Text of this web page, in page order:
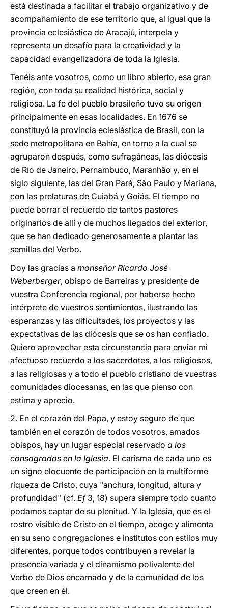
está destinada a facilitar el trabajo organizativo y de
acompañamiento de ese territorio que, al igual que la
provincia eclesiástica de Aracajú, interpela y
representa un desafío para la creatividad y la
capacidad evangelizadora de toda la Iglesia.
Tenéis ante vosotros, como un libro abierto, esa gran
región, con toda su realidad histórica, social y
religiosa. La fe del pueblo brasileño tuvo su origen
principalmente en esas localidades. En 1676 se
constituyó la provincia eclesiástica de Brasil, con la
sede metropolitana en Bahía, en torno a la cual se
agruparon después, como sufragáneas, las diócesis
de Río de Janeiro, Pernambuco, Maranhão y, en el
siglo siguiente, las del Gran Pará, São Paulo y Mariana,
con las prelaturas de Cuiabá y Goiás. El tiempo no
puede borrar el recuerdo de tantos pastores
originarios de allí y de muchos llegados del exterior,
que se han dedicado generosamente a plantar las
semillas del Verbo.
Doy las gracias a monseñor Ricardo José
Weberberger, obispo de Barreiras y presidente de
vuestra Conferencia regional, por haberse hecho
intérprete de vuestros sentimientos, ilustrando las
esperanzas y las dificultades, los proyectos y las
expectativas de las diócesis que se os han confiado.
Quiero aprovechar esta circunstancia para enviar mi
afectuoso recuerdo a los sacerdotes, a los religiosos,
a las religiosas y a todo el pueblo cristiano de vuestras
comunidades diocesanas, en las que pienso con
estima y aprecio.
2. En el corazón del Papa, y estoy seguro de que
también en el corazón de todos vosotros, amados
obispos, hay un lugar especial reservado a los
consagrados en la Iglesia. El carisma de cada uno es
un signo elocuente de participación en la multiforme
riqueza de Cristo, cuya "anchura, longitud, altura y
profundidad" (cf. Ef3, 18) supera siempre todo cuanto
podamos captar de su plenitud. Y la Iglesia, que es el
rostro visible de Cristo en el tiempo, acoge y alimenta
en su seno congregaciones e institutos con estilos muy
diferentes, porque todos contribuyen a revelar la
presencia variada y el dinamismo polivalente del
Verbo de Dios encarnado y de la comunidad de los
que creen en él.